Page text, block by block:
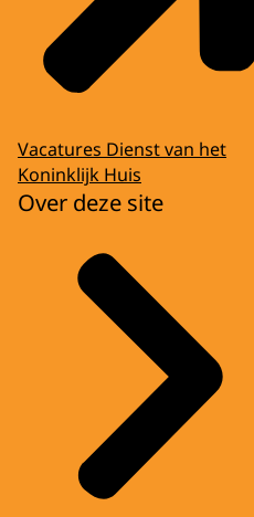
Vacatures Dienst van het
Koninklijk Huis
Over deze site